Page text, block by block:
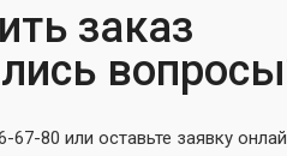
заказ
80 или оставьте заявку